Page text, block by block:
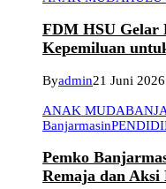
FDM HSU Gelar
Kepemiluan
Byadmin21 Juni 2026
ANAK MUDA
Banjarmasin
Pemko
Remaja dan Aksi